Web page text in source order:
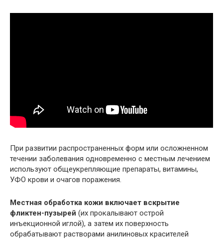
При развитии распространенных форм или осложненном
течении заболевания одновременно с местным лечением
используют общеукрепляющие препараты, витамины,
УФО крови и очагов поражения.
Местная обработка кожи включает вскрытие
фликтен-пузырей (их прокалывают острой
инъекционной иглой), а затем их поверхность
обрабатывают растворами анилиновых красителей